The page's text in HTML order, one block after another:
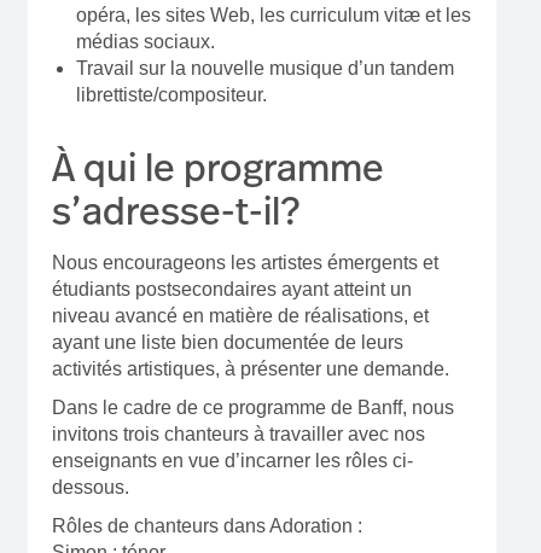
opéra, les sites Web, les curriculum vitæ et les
médias sociaux.
Travail sur la nouvelle musique d’un tandem
librettiste/compositeur.
À qui le programme
s’adresse-t-il?
Nous encourageons les artistes émergents et
étudiants postsecondaires ayant atteint un
niveau avancé en matière de réalisations, et
ayant une liste bien documentée de leurs
activités artistiques, à présenter une demande.
Dans le cadre de ce programme de Banff, nous
invitons trois chanteurs à travailler avec nos
enseignants en vue d’incarner les rôles ci-
dessous.
Rôles de chanteurs dans Adoration :